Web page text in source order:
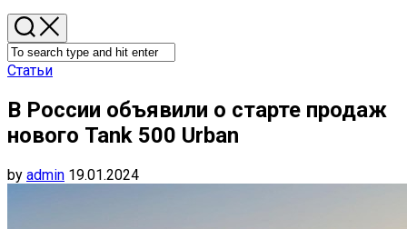
Статьи
В России объявили о старте продаж
нового Tank 500 Urban
by admin 19.01.2024